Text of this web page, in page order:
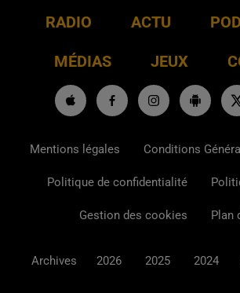
RADIO ACTU
MÉDIAS JEUX
Mentions légales Conditions
Politique de confidentialité
Gestion des cookies Plan
Archives 2026 2025 2024